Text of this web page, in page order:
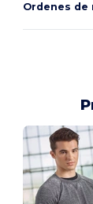
Ordenes de